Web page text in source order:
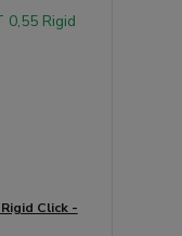
Click -